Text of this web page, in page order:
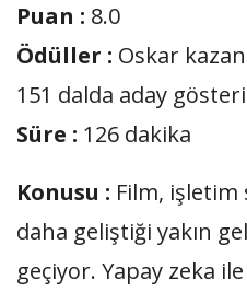
Puan : 8.0
Ödüller : Oskar
151 dalda aday
Süre : 126 dakika
Konusu : Film,
daha geliştiği yakın
geçiyor. Yapay zeka